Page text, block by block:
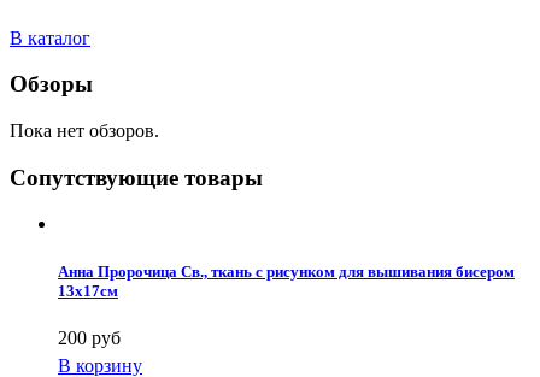
В каталог
Обзоры
Пока нет обзоров.
Сопутствующие товары
Анна Пророчица Св., ткань с рисунком для вышивания бисером
13х17см
200 руб
В корзину